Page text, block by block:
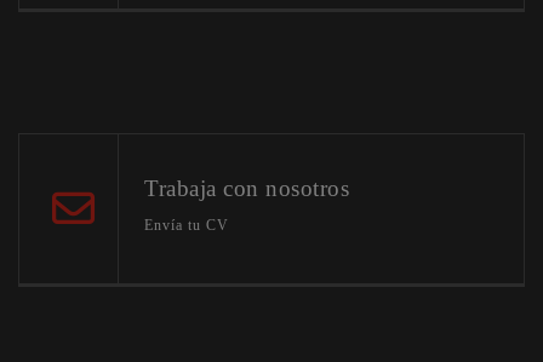
Trabaja con nosotros
Envía tu CV